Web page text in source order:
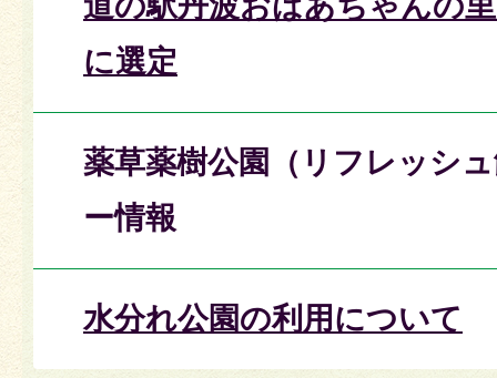
に選定
薬草薬樹公園（リフレッシ
ー情報
水分れ公園の利用について